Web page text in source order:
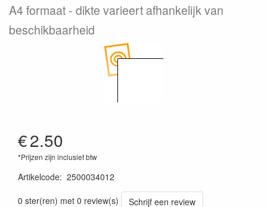
A4 formaat
dikte varieert afhankelijk van
beschikbaarheid
€2.50
*Prijzen zijn inclusief btw
Artikelcode: 2500034012
0 ster(ren) met 0 review(s)
Schrijf een review